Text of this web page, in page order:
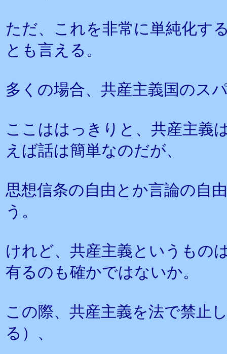
ただ、これを非常に単純化す
とも言える。
多くの場合、共産主義国のス
ここははっきりと、共産主義
えば話は簡単なのだが、
思想信条の自由とか言論の自
う。
けれど、共産主義というもの
有るのも確かではないか。
この際、共産主義を法で禁止
る）、